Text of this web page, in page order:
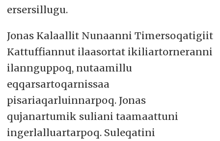
ersersillugu.
Jonas Kalaallit Nunaanni Timersoqatigiit
Kattuffiannut ilaasortat ikiliartorneranni
ilannguppoq, nutaamillu
eqqarsartoqarnissaa
pisariaqarluinnarpoq. Jonas
qujanartumik suliani taamaattuni
ingerlalluartarpoq. Suleqatini